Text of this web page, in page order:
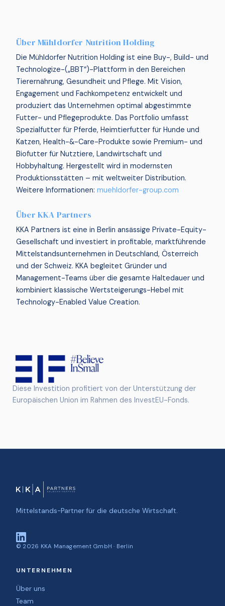
Über Mühldorfer Nutrition Holding
Die Mühldorfer Nutrition Holding ist eine Buy-, Build- und
Technologize-(„BBT“)-Plattform in den Bereichen
Tierernährung, Gesundheit und Pflege. Mit Vision,
Engagement und Fachkompetenz entwickelt und
produziert das Unternehmen optimal abgestimmte
Futter- und Pflegeprodukte. Das Portfolio umfasst
Spezialfutter für Pferde, Heimtierfutter für Hunde und
Katzen, Health-&-Care-Produkte sowie Premium- und
Biofutter für Nutztiere, Landwirtschaft und
Hobbyhaltung. Hergestellt wird in modernsten
Produktionsstätten – mit weltweiter Distribution.
Weitere Informationen: muehldorfer-group.com
Über KKA Partners
KKA Partners ist eine in Berlin ansässige Private-Equity-
Gesellschaft und investiert in profitable, marktführende
Mittelstandsunternehmen in Deutschland, Österreich
und der Schweiz. KKA begleitet Gründer und
Management-Teams über die gesamte Haltedauer und
kombiniert klassische Wertsteigerungs-Hebel mit
Technology-Enabled Value Creation.
Diese Investition profitiert von der Unterstützung der
Europäischen Union im Rahmen des InvestEU-Fonds.
Mittelstands-Partner für die deutsche Wirtschaft.
© 2026 KKA Management GmbH · Berlin
UNTERNEHMEN
Über uns
Team